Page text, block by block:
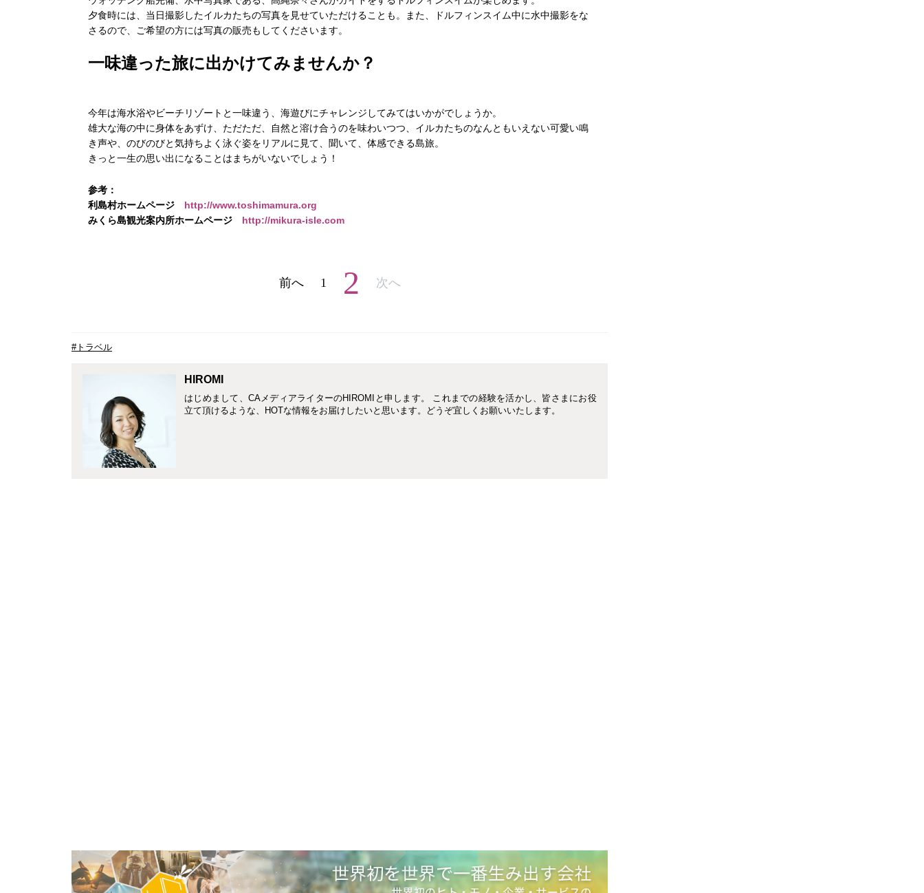
夕食時には、当日撮影したイルカたちの写真を見せていただけることも。また、ドルフィンスイム中に水中撮影をな
さるので、ご希望の方には写真の販売もしてくださいます。
一味違った旅に出かけてみませんか？
今年は海水浴やビーチリゾートと一味違う、海遊びにチャレンジしてみてはいかがでしょうか。
雄大な海の中に身体をあずけ、ただただ、自然と溶け合うのを味わいつつ、イルカたちのなんともいえない可愛い鳴
き声や、のびのびと気持ちよく泳ぐ姿をリアルに見て、聞いて、体感できる島旅。
きっと一生の思い出になることはまちがいないでしょう！
参考：
利島村ホームページ http://www.toshimamura.org
みくら島観光案内所ホームページ http://mikura-isle.com
前へ 1 2 次へ
#トラベル
HIROMI
はじめまして、CAメディアライターのHIROMIと申します。 これまでの経験を活かし、皆さまにお役
立て頂けるような、HOTな情報をお届けしたいと思います。どうぞ宜しくお願いいたします。